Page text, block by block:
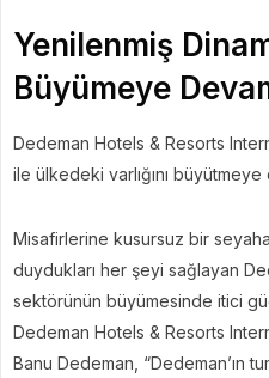
Yenilenmiş
Büyümeye
Dedeman Hotels & Resorts
ile ülkedeki varlığını
Misafirlerine kusursuz bir
duydukları her şeyi sağlayan
sektörünün büyümesinde itici
Dedeman Hotels & Resorts
Banu Dedeman, “Dedeman’ın